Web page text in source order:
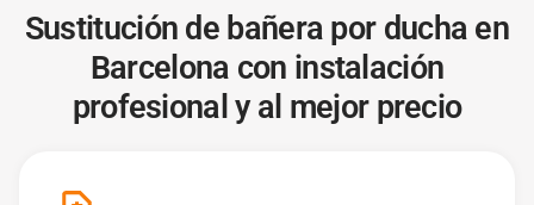
Sustitución de bañera por ducha en
Barcelona con instalación
profesional y al mejor precio